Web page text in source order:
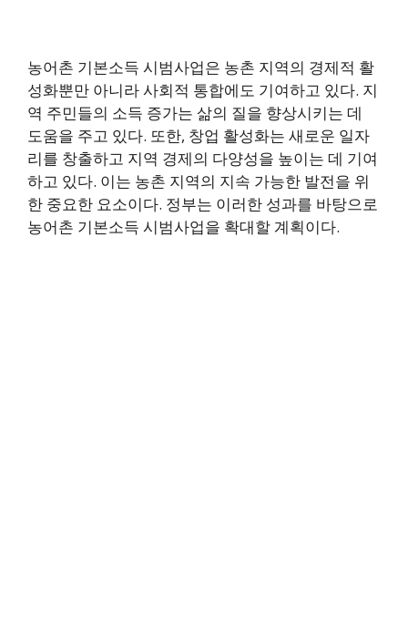
농어촌 기본소득 시범사업은 농촌 지역의 경제적 활
성화뿐만 아니라 사회적 통합에도 기여하고 있다. 지
역 주민들의 소득 증가는 삶의 질을 향상시키는 데
도움을 주고 있다. 또한, 창업 활성화는 새로운 일자
리를 창출하고 지역 경제의 다양성을 높이는 데 기여
하고 있다. 이는 농촌 지역의 지속 가능한 발전을 위
한 중요한 요소이다. 정부는 이러한 성과를 바탕으로
농어촌 기본소득 시범사업을 확대할 계획이다.